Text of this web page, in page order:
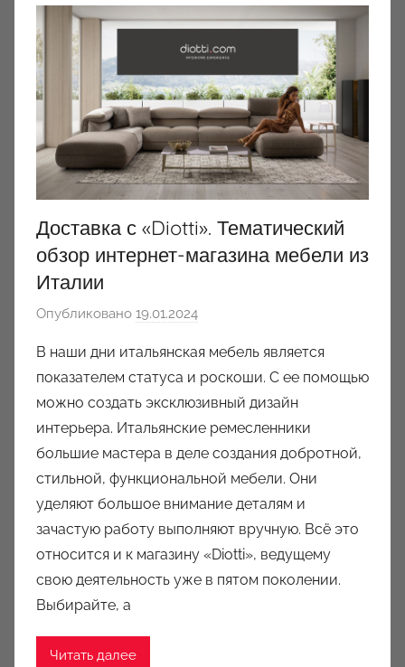
Доставка с «Diotti». Тематический
обзор интернет-магазина мебели из
Италии
Опубликовано 19.01.2024
т
о
р
о
м
a
u
k
c
В наши дни итальянская мебель является
показателем статуса и роскоши. С ее помощью
можно создать эксклюзивный дизайн
интерьера. Итальянские ремесленники
большие мастера в деле создания добротной,
стильной, функциональной мебели. Они
уделяют большое внимание деталям и
зачастую работу выполняют вручную. Всё это
относится и к магазину «Diotti», ведущему
свою деятельность уже в пятом поколении.
Выбирайте, а
Читать далее